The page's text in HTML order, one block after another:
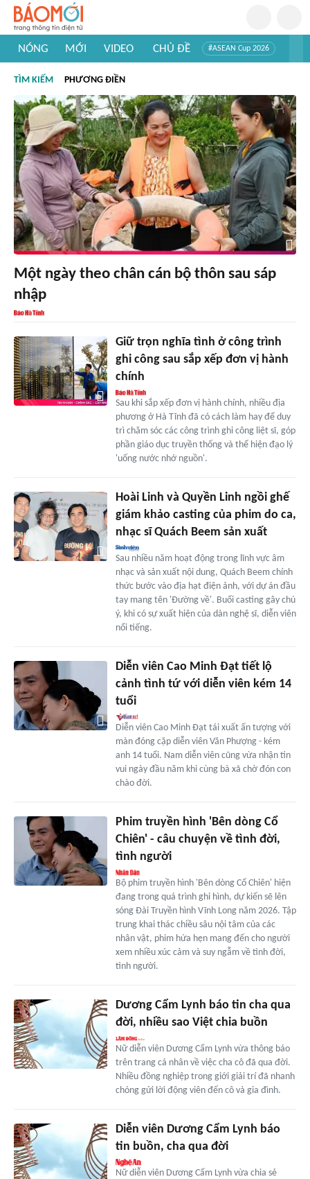
NÓNG MỚI VIDEO CHỦ ĐỀ #ASEAN Cup 2026
#Khám phá thế giới
TÌM KIẾM PHƯƠNG ĐIỀN
Một ngày theo chân cán bộ thôn sau sáp
nhập
Giữ trọn nghĩa tình ở công trình
ghi công sau sắp xếp đơn vị hành
chính
Sau khi sắp xếp đơn vị hành chính, nhiều địa
phương ở Hà Tĩnh đã có cách làm hay để duy
trì chăm sóc các công trình ghi công liệt sĩ, góp
phần giáo dục truyền thống và thể hiện đạo lý
'uống nước nhớ nguồn'.
Hoài Linh và Quyền Linh ngồi ghế
giám khảo casting của phim do ca,
nhạc sĩ Quách Beem sản xuất
Sau nhiều năm hoạt động trong lĩnh vực âm
nhạc và sản xuất nội dung, Quách Beem chính
thức bước vào địa hạt điện ảnh, với dự án đầu
tay mang tên 'Đường về'. Buổi casting gây chú
ý, khi có sự xuất hiện của dàn nghệ sĩ, diễn viên
nổi tiếng.
Diễn viên Cao Minh Đạt tiết lộ
cảnh tình tứ với diễn viên kém 14
tuổi
Diễn viên Cao Minh Đạt tái xuất ấn tượng với
màn đóng cặp diễn viên Văn Phượng - kém
anh 14 tuổi. Nam diễn viên cũng vừa nhận tin
vui ngày đầu năm khi cùng bà xã chờ đón con
chào đời.
Phim truyền hình 'Bên dòng Cổ
Chiên' - câu chuyện về tình đời,
tình người
Bộ phim truyền hình 'Bên dòng Cổ Chiên' hiện
đang trong quá trình ghi hình, dự kiến sẽ lên
sóng Đài Truyền hình Vĩnh Long năm 2026. Tập
trung khai thác chiều sâu nội tâm của các
nhân vật, phim hứa hẹn mang đến cho người
xem nhiều xúc cảm và suy ngẫm về tình đời,
tình người.
Dương Cẩm Lynh báo tin cha qua
đời, nhiều sao Việt chia buồn
Nữ diễn viên Dương Cẩm Lynh vừa thông báo
trên trang cá nhân về việc cha cô đã qua đời.
Nhiều đồng nghiệp trong giới giải trí đã nhanh
chóng gửi lời động viên đến cô và gia đình.
Diễn viên Dương Cẩm Lynh báo
tin buồn, cha qua đời
Nữ diễn viên Dương Cẩm Lynh vừa chia sẻ